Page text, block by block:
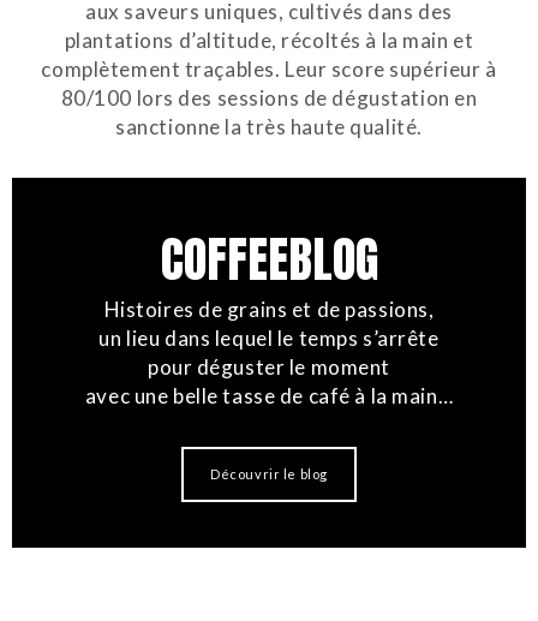
aux saveurs uniques, cultivés dans des
plantations d’altitude, récoltés à la main et
complètement traçables. Leur score supérieur à
80/100 lors des sessions de dégustation en
sanctionne la très haute qualité.
COFFEEBLOG
Histoires de grains et de passions,
un lieu dans lequel le temps s’arrête
pour déguster le moment
avec une belle tasse de café à la main…
Découvrir le blog